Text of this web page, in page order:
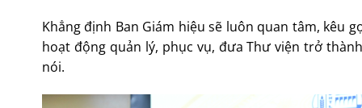
Khẳng định Ban Giám hiệu sẽ luôn quan tâm, kêu
hoạt động quản lý, phục vụ, đưa Thư viện trở
nói.